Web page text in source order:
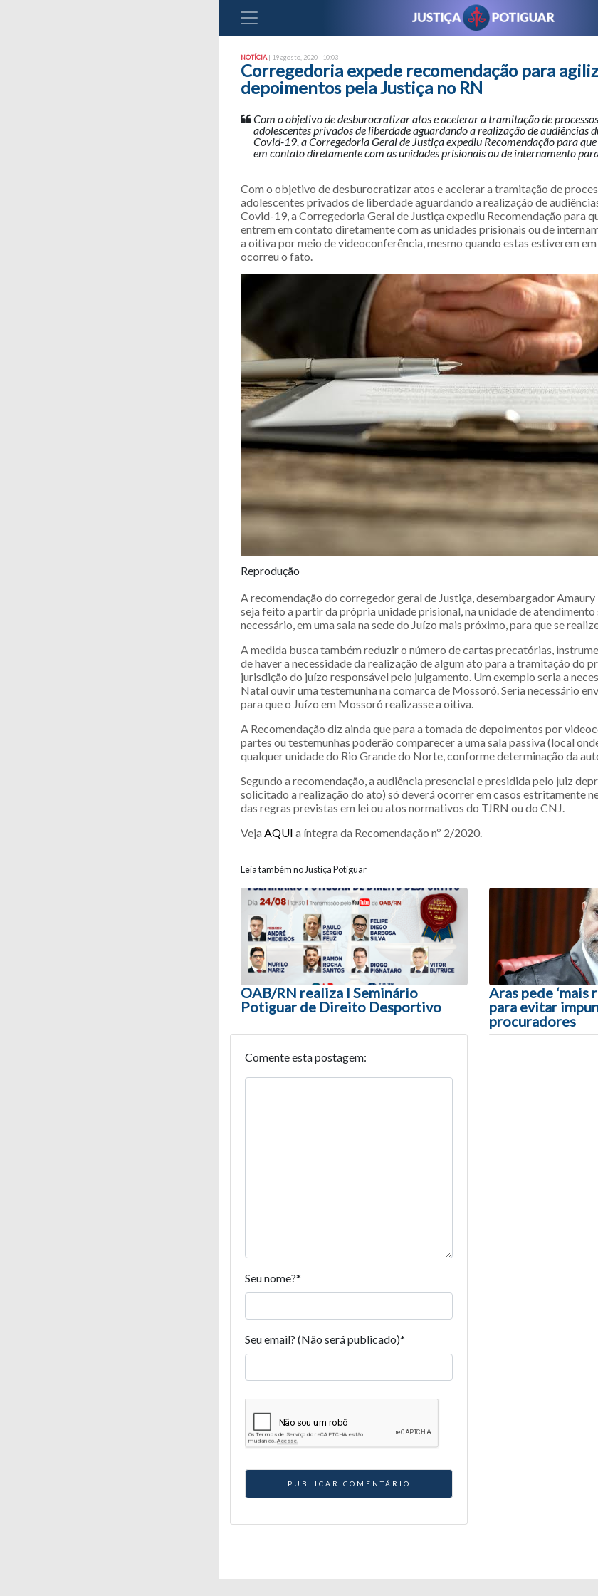
NOTÍCIA | 19 agosto, 2020 - 10:03
Corregedoria expede recomendação para
depoimentos pela Justiça no RN
Com o objetivo de desburocratizar atos e acelerar a tramitação de
adolescentes privados de liberdade aguardando a realização de audiências
Covid-19, a Corregedoria Geral de Justiça expediu Recomendação para
em contato diretamente com as unidades prisionais ou de internamento
Com o objetivo de desburocratizar atos e acelerar a tramitação de
adolescentes privados de liberdade aguardando a realização de
Covid-19, a Corregedoria Geral de Justiça expediu Recomendação para
entrem em contato diretamente com as unidades prisionais ou de
a oitiva por meio de videoconferência, mesmo quando estas estiverem
ocorreu o fato.
Reprodução
A recomendação do corregedor geral de Justiça, desembargador Amaury
seja feito a partir da própria unidade prisional, na unidade de
necessário, em uma sala na sede do Juízo mais próximo, para que se
A medida busca também reduzir o número de cartas precatórias,
de haver a necessidade da realização de algum ato para a tramitação do
jurisdição do juízo responsável pelo julgamento. Um exemplo seria a
Natal ouvir uma testemunha na comarca de Mossoró. Seria necessário
para que o Juízo em Mossoró realizasse a oitiva.
A Recomendação diz ainda que para a tomada de depoimentos por
partes ou testemunhas poderão comparecer a uma sala passiva (local
qualquer unidade do Rio Grande do Norte, conforme determinação da
Segundo a recomendação, a audiência presencial e presidida pelo juiz
solicitado a realização do ato) só deverá ocorrer em casos estritamente
das regras previstas em lei ou atos normativos do TJRN ou do CNJ.
Veja AQUI a íntegra da Recomendação nº 2/2020.
Leia também no Justiça Potiguar
Navegação entre posts
OAB/RN realiza I Seminário
Potiguar de Direito Desportivo
Aras pede ‘mais
para evitar
procuradores
Comente esta postagem:
Seu nome?*
Seu email? (Não será publicado)*